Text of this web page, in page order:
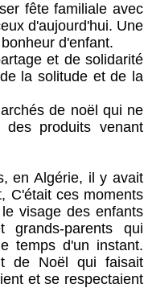
fête familiale avec
d'aujourd'hui. Une
d'enfant.
et de solidarité
la solitude et de la
de noël qui ne
produits venant
Algérie, il y avait
C'était ces moments
visage des enfants
parents qui
temps d'un instant.
de Noël qui faisait
et se respectaient